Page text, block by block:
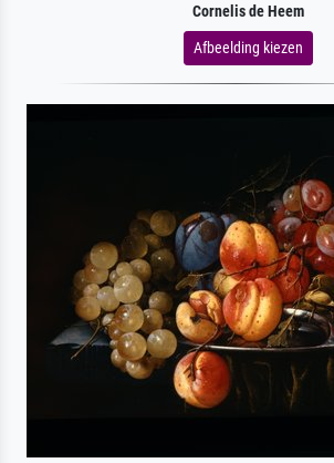
Cornelis de Heem
Afbeelding kiezen